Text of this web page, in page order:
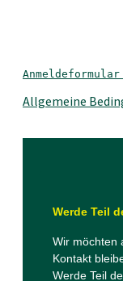
Allgemeine